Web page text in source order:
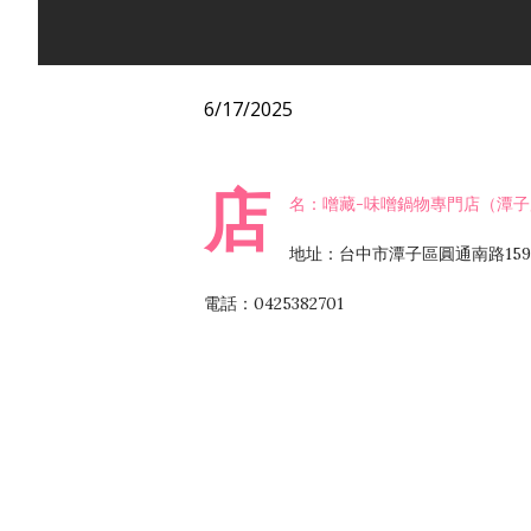
6/17/2025
店 名：噌藏-味噌鍋物專門店（潭子
地址：台中市潭子區圓通南路
電話：0425382701